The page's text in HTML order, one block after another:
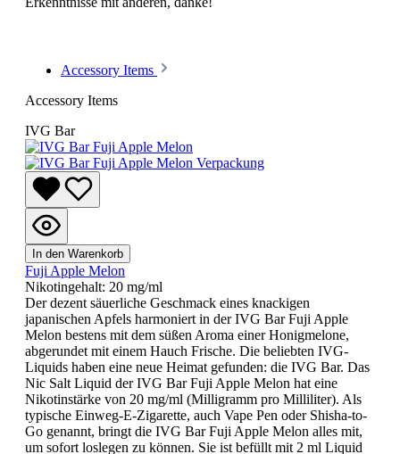
Accessory Items
Accessory Items
IVG Bar
In den Warenkorb
Fuji Apple Melon
Nikotingehalt: 20 mg/ml
Der dezent säuerliche Geschmack eines knackigen
japanischen Apfels harmoniert in der IVG Bar Fuji Apple
Melon bestens mit dem süßen Aroma einer Honigmelone,
abgerundet mit einem Hauch Frische. Die beliebten IVG-
Liquids haben eine neue Heimat gefunden: die IVG Bar. Das
Nic Salt Liquid der IVG Bar Fuji Apple Melon hat eine
Nikotinstärke von 20 mg/ml (Milligramm pro Milliliter). Als
typische Einweg-E-Zigarette, auch Vape Pen oder Shisha-to-
Go genannt, bringt die IVG Bar Fuji Apple Melon alles mit,
um sofort loslegen zu können. Sie ist befüllt mit 2 ml Liquid